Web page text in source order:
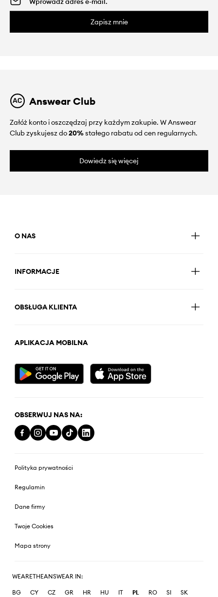
Zapisz mnie
Answear Club
Załóż konto i oszczędzaj przy każdym zakupie. W Answear
Club zyskujesz do20%stałego rabatu od cen regularnych.
Dowiedz się więcej
O NAS
INFORMACJE
OBSŁUGA KLIENTA
APLIKACJA MOBILNA
OBSERWUJ NAS NA:
Polityka prywatności
Regulamin
Dane firmy
Twoje Cookies
Mapa strony
WEARETHEANSWEAR IN:
BG CY CZ GR HR HU IT PL RO SI SK